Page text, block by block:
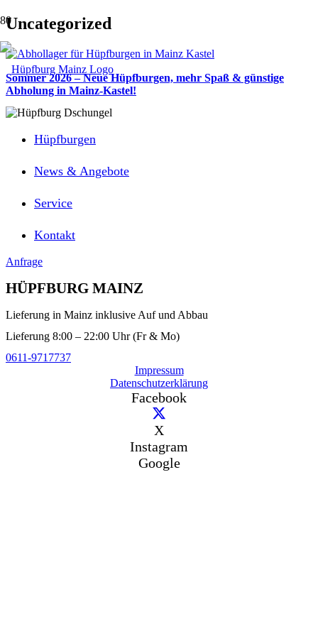
Uncategorized
Sommer 2026 – Neue Hüpfburgen, mehr Spaß & günstige
Abholung in Mainz-Kastel!
Hüpfburgen
News & Angebote
Service
Kontakt
Anfrage
HÜPFBURG MAINZ
Lieferung in Mainz inklusive Auf und Abbau
Lieferung 8:00 – 22:00 Uhr (Fr & Mo)
0611-9717737
Impressum
Datenschutzerklärung
Facebook
X
Instagram
Google